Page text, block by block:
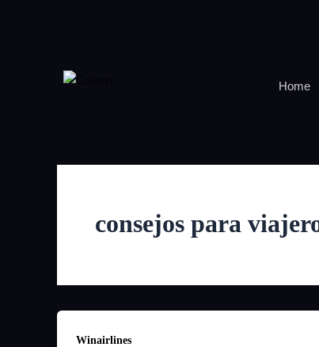
Home
consejos para
Winairlines